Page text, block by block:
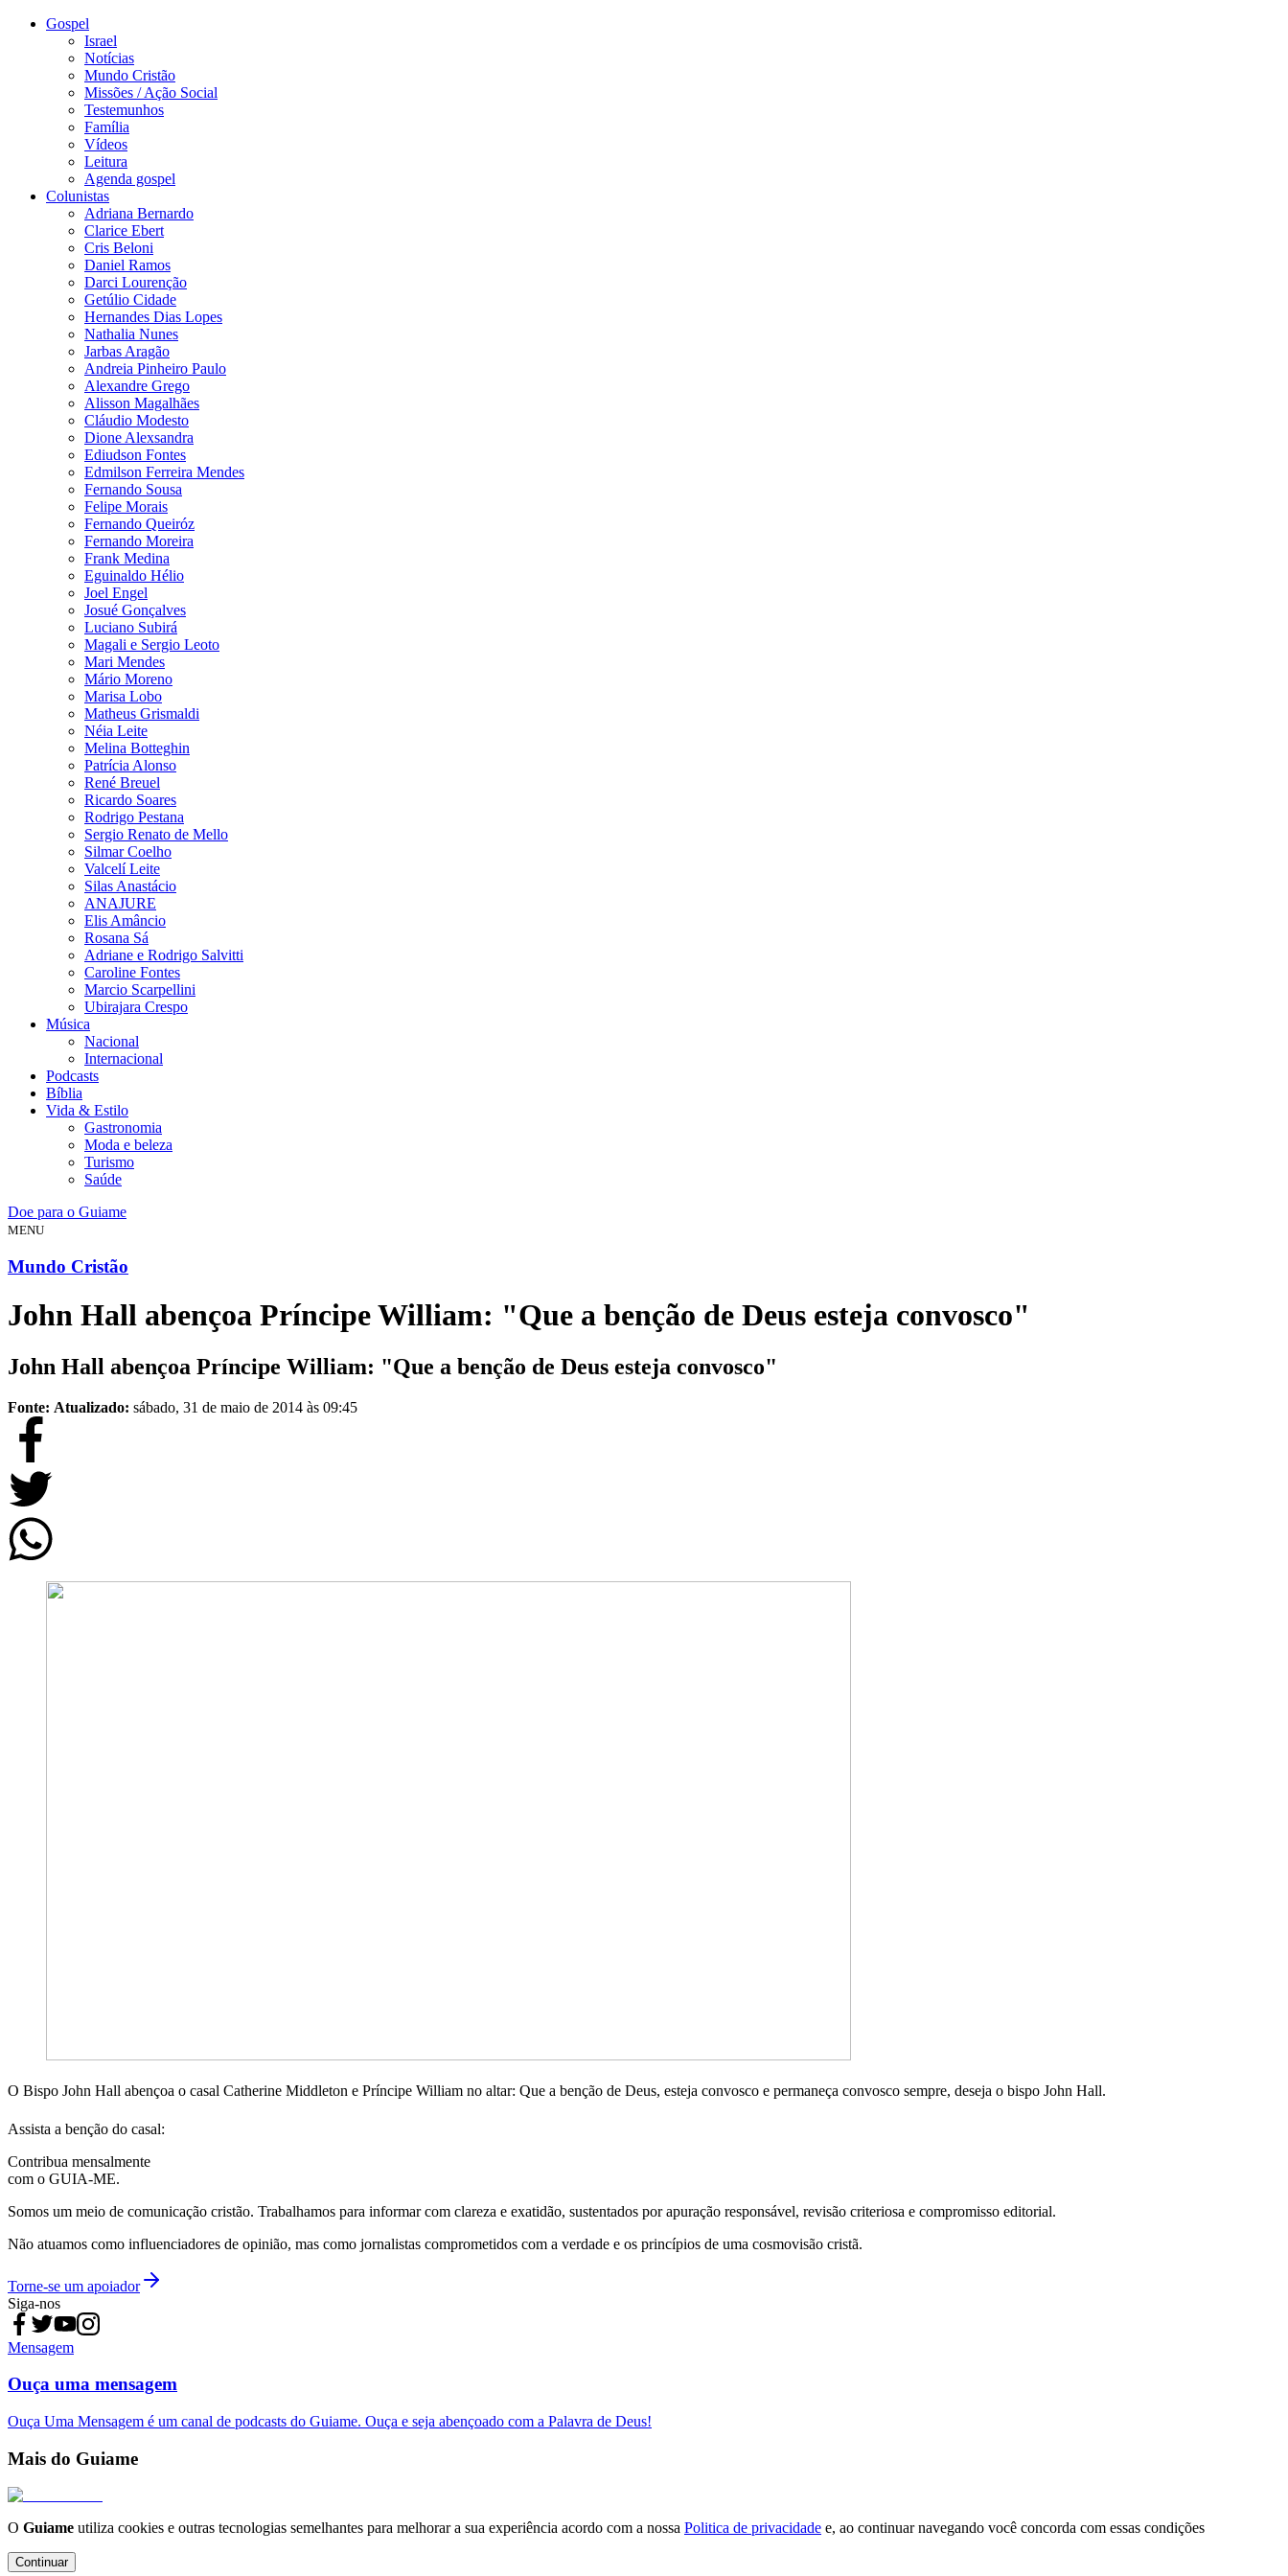
Gospel
Israel
Notícias
Mundo Cristão
Missões / Ação Social
Testemunhos
Família
Vídeos
Leitura
Agenda gospel
Colunistas
Adriana Bernardo
Clarice Ebert
Cris Beloni
Daniel Ramos
Darci Lourenção
Getúlio Cidade
Hernandes Dias Lopes
Nathalia Nunes
Jarbas Aragão
Andreia Pinheiro Paulo
Alexandre Grego
Alisson Magalhães
Cláudio Modesto
Dione Alexsandra
Ediudson Fontes
Edmilson Ferreira Mendes
Fernando Sousa
Felipe Morais
Fernando Queiróz
Fernando Moreira
Frank Medina
Eguinaldo Hélio
Joel Engel
Josué Gonçalves
Luciano Subirá
Magali e Sergio Leoto
Mari Mendes
Mário Moreno
Marisa Lobo
Matheus Grismaldi
Néia Leite
Melina Botteghin
Patrícia Alonso
René Breuel
Ricardo Soares
Rodrigo Pestana
Sergio Renato de Mello
Silmar Coelho
Valcelí Leite
Silas Anastácio
ANAJURE
Elis Amâncio
Rosana Sá
Adriane e Rodrigo Salvitti
Caroline Fontes
Marcio Scarpellini
Ubirajara Crespo
Música
Nacional
Internacional
Podcasts
Bíblia
Vida & Estilo
Gastronomia
Moda e beleza
Turismo
Saúde
Doe para o Guiame
MENU
Mundo Cristão
John Hall abençoa Príncipe William: "Que a benção de Deus esteja convosco"
John Hall abençoa Príncipe William: "Que a benção de Deus esteja convosco"
Fonte: Atualizado: sábado, 31 de maio de 2014 às 09:45
O Bispo John Hall abençoa o casal Catherine Middleton e Príncipe William no altar: Que a benção de Deus, esteja convosco e permaneça convosco sempre, deseja o bispo John Hall.
Assista a benção do casal:
Contribua mensalmente
com o GUIA-ME.
Somos um meio de comunicação cristão. Trabalhamos para informar com clareza e exatidão, sustentados por apuração responsável, revisão criteriosa e compromisso editorial.
Não atuamos como influenciadores de opinião, mas como jornalistas comprometidos com a verdade e os princípios de uma cosmovisão cristã.
Torne-se um apoiador
Siga-nos
Mensagem
Ouça uma mensagem
Ouça Uma Mensagem é um canal de podcasts do Guiame. Ouça e seja abençoado com a Palavra de Deus!
Mais do Guiame
O Guiame utiliza cookies e outras tecnologias semelhantes para melhorar a sua experiência acordo com a nossa Politica de privacidade e, ao continuar navegando você concorda com essas condições
Continuar